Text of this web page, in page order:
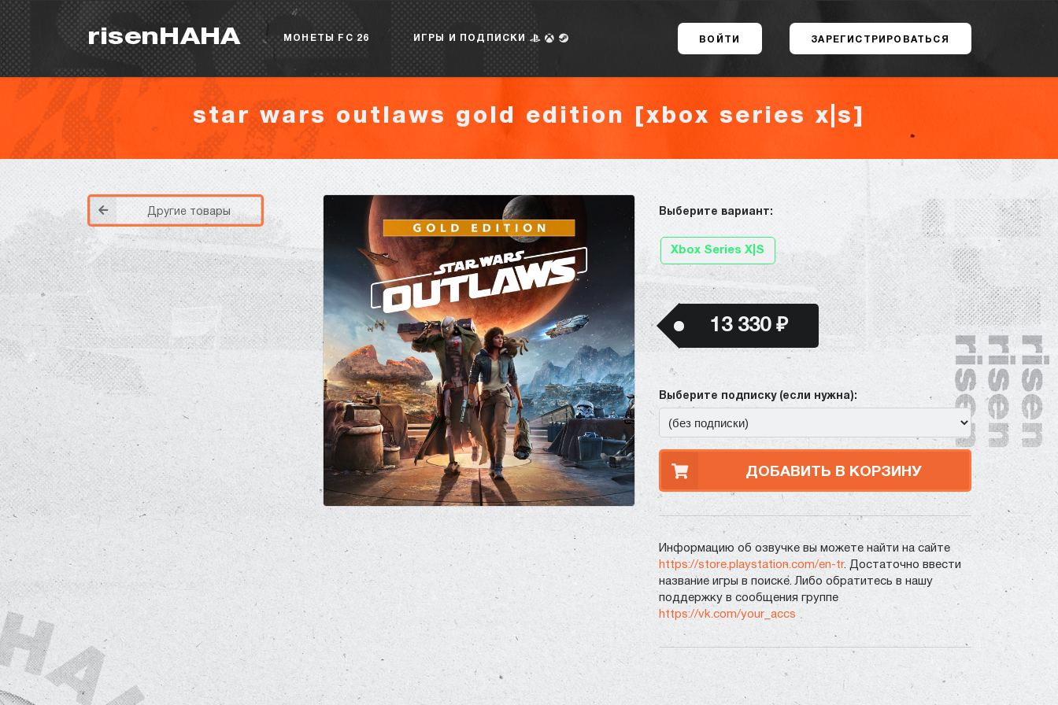
risenHAHA МОНЕТЫ FC 26 ИГРЫ И ПОДПИСКИ ВОЙТИ ЗАРЕГИСТРИРОВАТЬСЯ
star wars outlaws gold edition [xbox series x|s]
Другие товары Выберите вариант:
Xbox Series X|S
13 330 ₽
Выберите подписку (если нужна):
ДОБАВИТЬ В КОРЗИНУ
Информацию об озвучке вы можете найти на сайте
https://store.playstation.com/en-tr. Достаточно ввести
название игры в поиске. Либо обратитесь в нашу
поддержку в сообщения группе
https://vk.com/your_accs